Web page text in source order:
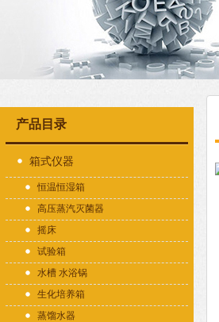
产品目录
箱式仪器
恒温恒湿箱
高压蒸汽灭菌器
摇床
试验箱
水槽 水浴锅
生化培养箱
蒸馏水器